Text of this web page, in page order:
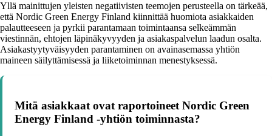
Yllä mainittujen yleisten negatiivisten teemojen perusteella on tärkeää,
että Nordic Green Energy Finland kiinnittää huomiota asiakkaiden
palautteeseen ja pyrkii parantamaan toimintaansa selkeämmän
viestinnän, ehtojen läpinäkyvyyden ja asiakaspalvelun laadun osalta.
Asiakastyytyväisyyden parantaminen on avainasemassa yhtiön
maineen säilyttämisessä ja liiketoiminnan menestyksessä.
Mitä asiakkaat ovat raportoineet Nordic Green
Energy Finland -yhtiön toiminnasta?